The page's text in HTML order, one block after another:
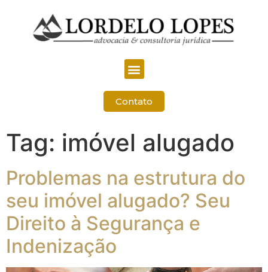
Contato
Tag: imóvel alugado
Problemas na estrutura do
seu imóvel alugado? Seu
Direito à Segurança e
Indenização